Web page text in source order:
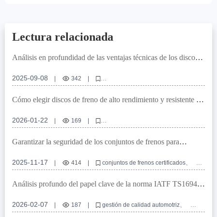
Lectura relacionada
Análisis en profundidad de las ventajas técnicas de los discos
2025-09-08 342
Discos de freno de alto rendimiento
Discos de freno para vehículos de pasajeros
Discos de freno para vehículos comerciales
Cómo elegir discos de freno de alto rendimiento y resistente a
2026-01-22 169
discos de freno de alto rendimiento
discos de freno antiferrugine
discos de freno compatibles con 99% de vehículos
selección de discos de freno
certificación IATF TS16949
Garantizar la seguridad de los conjuntos de frenos para
e incertificados
2025-11-17 414
conjuntos de frenos certificados
certificación VCA COP
certificación EMARK
seguridad de frenos automotrices
cumplimiento normativo en piezas de automóvil
Análisis profundo del papel clave de la norma IATF TS16949
2026-02-07 187
gestión de calidad automotriz
IATF TS16949
bujes de freno